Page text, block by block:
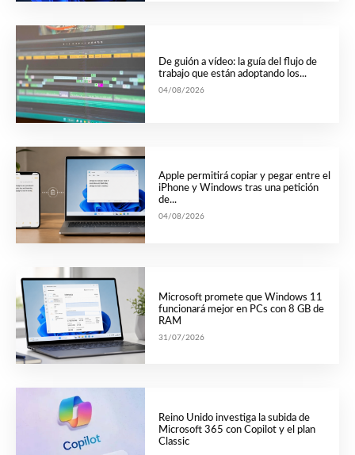
De guión a vídeo: la guía del flujo de
trabajo que están adoptando los...
04/08/2026
Apple permitirá copiar y pegar entre el
iPhone y Windows tras una petición
de...
04/08/2026
Microsoft promete que Windows 11
funcionará mejor en PCs con 8 GB de
RAM
31/07/2026
Reino Unido investiga la subida de
Microsoft 365 con Copilot y el plan
Classic